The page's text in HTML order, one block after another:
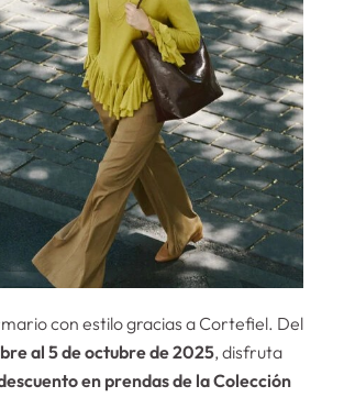
con estilo gracias a Cortefiel. Del
al 5 de octubre de 2025, disfruta
en prendas de la Colección